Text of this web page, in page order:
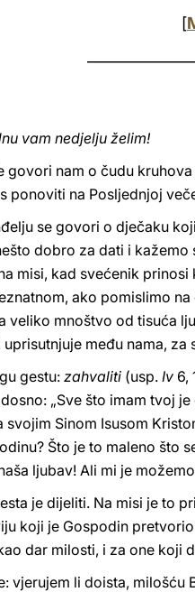
[
vam nedjelju želim!
govori nam o čudu
ponoviti na Posljednjoj
se govori o dječaku
dobro za dati i
misi, kad svećenik
ako pomislimo
veliko mnoštvo od tisuća
uprisutnjuje među nama, za
gestu:zahvaliti (usp. Iv 6,
„Sve što imam tvoj
svojim Sinom Isusom
Što je to maleno što
ljubav! Ali mi je
je dijeliti. Na misi je to
koji je Gospodin
dar milosti, i za one koji
vjerujem li doista,